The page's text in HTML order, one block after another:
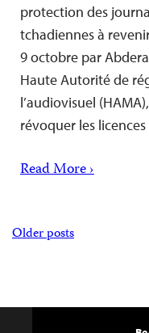
protection des
tchadiennes à
9 octobre par
Haute Autorité de
l’audiovisuel
révoquer les
Read More ›
Posts
Older posts